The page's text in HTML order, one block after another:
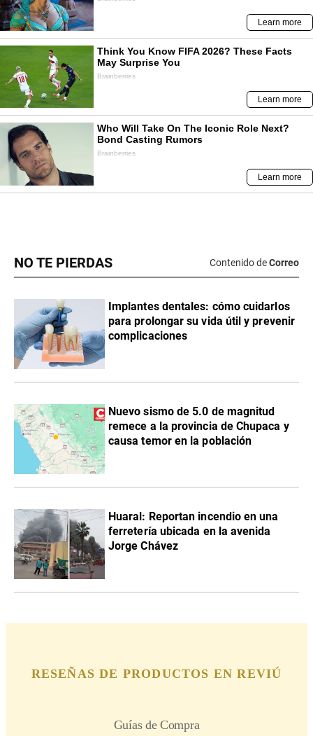
NO TE PIERDAS Contenido deCorreo
Implantes dentales: cómo cuidarlos
para prolongar su vida útil y prevenir
complicaciones
Nuevo sismo de 5.0 de magnitud
remece a la provincia de Chupaca y
causa temor en la población
Huaral: Reportan incendio en una
ferretería ubicada en la avenida
Jorge Chávez